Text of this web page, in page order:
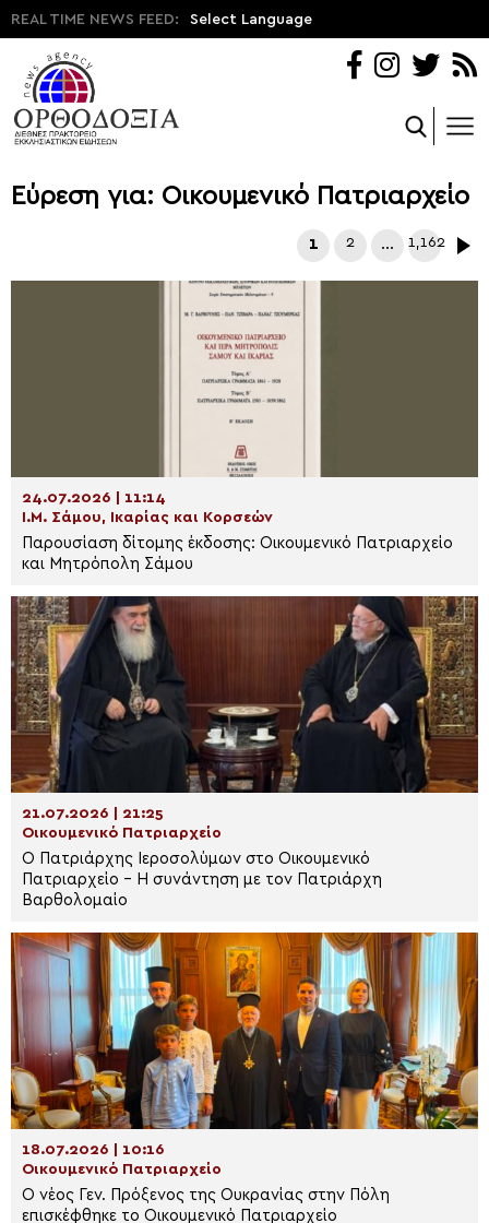
REAL TIME NEWS FEED: Select Language
Εύρεση για: Οικουμενικό Πατριαρχείο
1 2 … 1,162
24.07.2026 | 11:14
Ι.Μ. Σάμου, Ικαρίας και Κορσεών
Παρουσίαση δίτομης έκδοσης: Οικουμενικό Πατριαρχείο
και Μητρόπολη Σάμου
21.07.2026 | 21:25
Οικουμενικό Πατριαρχείο
Ο Πατριάρχης Ιεροσολύμων στο Οικουμενικό
Πατριαρχείο – Η συνάντηση με τον Πατριάρχη
Βαρθολομαίο
18.07.2026 | 10:16
Οικουμενικό Πατριαρχείο
Ο νέος Γεν. Πρόξενος της Ουκρανίας στην Πόλη
επισκέφθηκε το Οικουμενικό Πατριαρχείο